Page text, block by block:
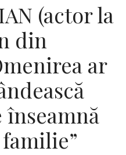
(actor la
din
ar
înseamnă